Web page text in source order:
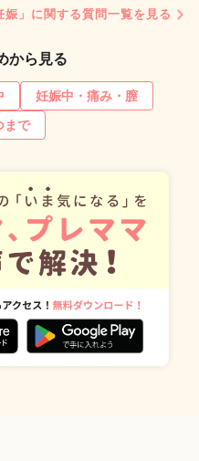
娠」に関する質問一覧を見る
から見る
妊娠中・痛み・膣
まで